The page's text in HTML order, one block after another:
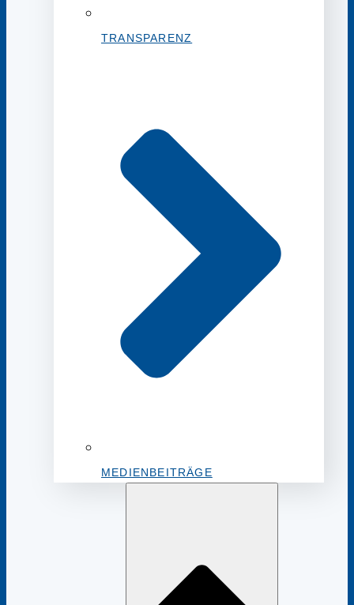
TRANSPARENZ
MEDIENBEITRÄGE